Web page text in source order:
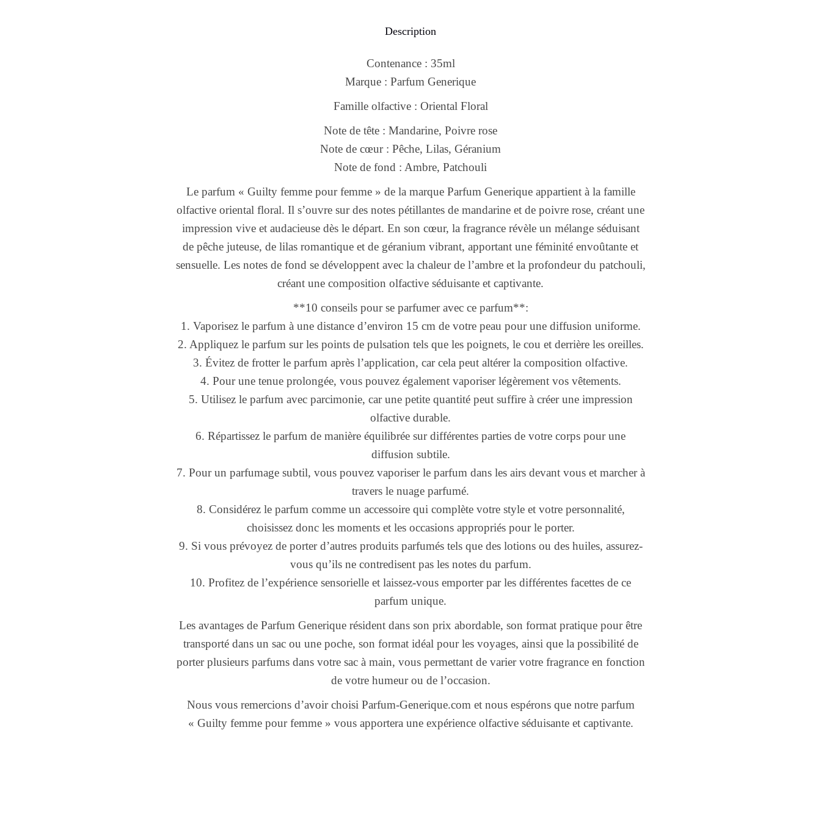
Description
Contenance : 35ml
Marque : Parfum Generique
Famille olfactive : Oriental Floral
Note de tête : Mandarine, Poivre rose
Note de cœur : Pêche, Lilas, Géranium
Note de fond : Ambre, Patchouli
Le parfum « Guilty femme pour femme » de la marque Parfum Generique appartient à la famille
olfactive oriental floral. Il s’ouvre sur des notes pétillantes de mandarine et de poivre rose, créant une
impression vive et audacieuse dès le départ. En son cœur, la fragrance révèle un mélange séduisant
de pêche juteuse, de lilas romantique et de géranium vibrant, apportant une féminité envoûtante et
sensuelle. Les notes de fond se développent avec la chaleur de l’ambre et la profondeur du patchouli,
créant une composition olfactive séduisante et captivante.
**10 conseils pour se parfumer avec ce parfum**:
1. Vaporisez le parfum à une distance d’environ 15 cm de votre peau pour une diffusion uniforme.
2. Appliquez le parfum sur les points de pulsation tels que les poignets, le cou et derrière les oreilles.
3. Évitez de frotter le parfum après l’application, car cela peut altérer la composition olfactive.
4. Pour une tenue prolongée, vous pouvez également vaporiser légèrement vos vêtements.
5. Utilisez le parfum avec parcimonie, car une petite quantité peut suffire à créer une impression
olfactive durable.
6. Répartissez le parfum de manière équilibrée sur différentes parties de votre corps pour une
diffusion subtile.
7. Pour un parfumage subtil, vous pouvez vaporiser le parfum dans les airs devant vous et marcher à
travers le nuage parfumé.
8. Considérez le parfum comme un accessoire qui complète votre style et votre personnalité,
choisissez donc les moments et les occasions appropriés pour le porter.
9. Si vous prévoyez de porter d’autres produits parfumés tels que des lotions ou des huiles, assurez-
vous qu’ils ne contredisent pas les notes du parfum.
10. Profitez de l’expérience sensorielle et laissez-vous emporter par les différentes facettes de ce
parfum unique.
Les avantages de Parfum Generique résident dans son prix abordable, son format pratique pour être
transporté dans un sac ou une poche, son format idéal pour les voyages, ainsi que la possibilité de
porter plusieurs parfums dans votre sac à main, vous permettant de varier votre fragrance en fonction
de votre humeur ou de l’occasion.
Nous vous remercions d’avoir choisi Parfum-Generique.com et nous espérons que notre parfum
« Guilty femme pour femme » vous apportera une expérience olfactive séduisante et captivante.